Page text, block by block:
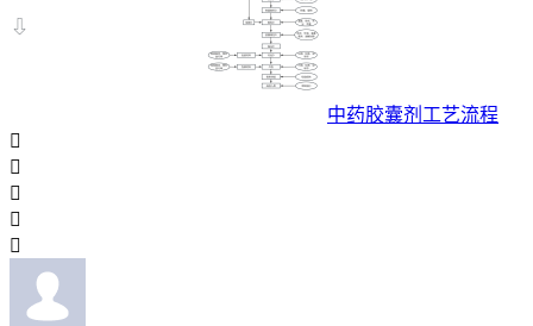
中药胶囊剂工艺流程




